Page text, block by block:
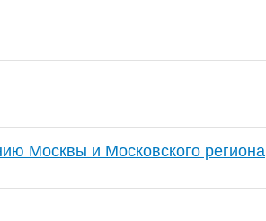
Москвы и Московского региона